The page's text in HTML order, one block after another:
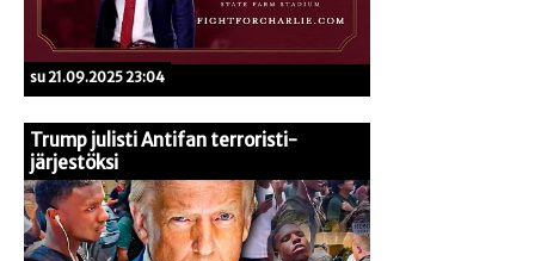
su 21.09.2025 23:04
Trump julisti Antifan terroristi-
järjestöksi